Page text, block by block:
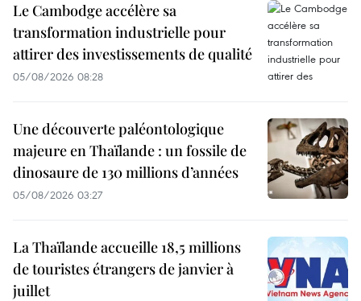
Le Cambodge accélère sa
transformation industrielle pour
attirer des investissements de qualité
05/08/2026 08:28
Une découverte paléontologique
majeure en Thaïlande : un fossile de
dinosaure de 130 millions d’années
05/08/2026 03:27
La Thaïlande accueille 18,5 millions
de touristes étrangers de janvier à
juillet